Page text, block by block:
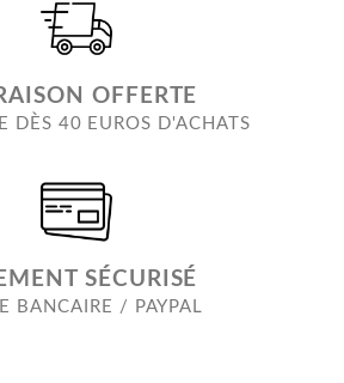
OFFERTE
DÈS 40 EUROS D'ACHATS
SÉCURISÉ
BANCAIRE / PAYPAL